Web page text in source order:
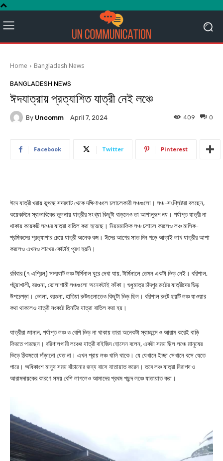
Home Bangladesh News
BANGLADESH NEWS
ঈদযাত্রায় প্রত্যাশিত যাত্রী নেই লঞ্চে
By Uncomm April 7, 2024 0
409
Facebook Twitter Pinterest
ঈদে যাত্রী খরায় ভুগছে সদরঘাট থেকে দক্ষিণাঞ্চলে চলাচলকারী লঞ্চগুলো। লঞ্চ-সংশ্লিষ্টরা বলছেন,
কয়েকদিনে স্বাভাবিকের তুলনায় যাত্রীর সংখ্যা কিছুটা বাড়লেও তা আশানুরূপ নয়। পর্যাপ্ত যাত্রী না
থাকায় কয়েকটি লঞ্চের যাত্রা বাতিল করা হয়েছে। নিয়মমাফিক লঞ্চ চলাচল করলেও লঞ্চ মালিক-
শ্রমিকদের প্রত্যাশার চেয়ে যাত্রী অনেক কম। ঈদের আগের সাত দিন গড়ে আড়াই লাখ যাত্রীর আশা
করলেও এখনও লাখের কোটাই পূরণ হয়নি।
রবিবার (৭ এপ্রিল) সদরঘাট লঞ্চ টার্মিনাল ঘুরে দেখা যায়, টার্মিনালে তেমন একটা ভিড় নেই। বরিশাল,
পটুয়াখালী, বরগুনা, ভোলাগামী লঞ্চগুলো অনেকটাই ফাঁকা। শুধুমাত্র চাঁদপুর রুটের যাত্রীদের ভিড়
উপচেপড়া। ভোলা, বরগুনা, হাতিয়া রুটগুলোতেও কিছুটা ভিড় ছিল। বরিশাল রুটে ছয়টি লঞ্চ যাওয়ার
কথা থাকলেও যাত্রী সংকটে তিনটির যাত্রা বাতিল করা হয়।
যাত্রীরা জানান, পর্যাপ্ত লঞ্চ ও বেশি ভিড় না থাকায় তারা অনেকটা স্বাচ্ছন্দে ও আরাম করেই বাড়ি
ফিরতে পারছেন। বরিশালগামী লঞ্চের যাত্রী বাইজিদ হোসেন বলেন, একটা সময় ছিল লঞ্চে মানুষের
ভিড়ে ঠিকমতো দাঁড়ানো যেত না। এখন প্রায় লঞ্চ খালি থাকে। যে যেখানে ইচ্ছা সেখানে বসে যেতে
পারে। অধিকাংশ মানুষ সময় বাঁচানোর জন্য বাসে যাতায়াত করেন। তবে লঞ্চ যাত্রা নিরাপদ ও
আরামদায়কের কারণে সময় বেশি লাগলেও আমাদের প্রথম পছন্দ লঞ্চে যাতায়াত করা।